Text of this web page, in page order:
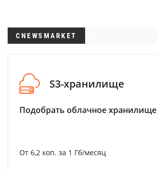
CNEWSMARKET
S3-хранилище
Подобрать облачное хранилище
От 6,2 коп. за 1 Гб/месяц